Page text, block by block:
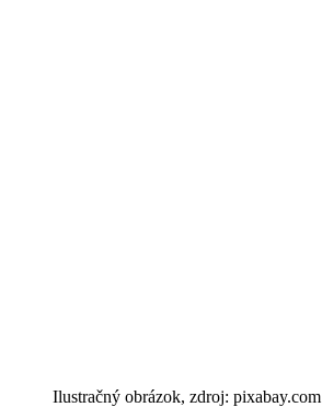
Ilustračný obrázok, zdroj: pixabay.com